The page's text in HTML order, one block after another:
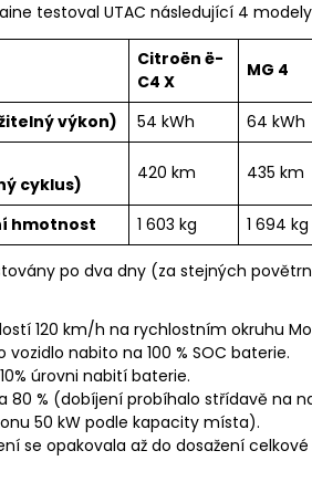
testoval UTAC následující 4
Citroën ë-
C4 X
MG 4
výkon) 54 kWh
64 kWh
cyklus)
420 km 435 km
hmotnost 1 603 kg 1 694 kg
po dva dny (za stejných
120 km/h na rychlostním okruhu
nabito na 100 % SOC baterie.
úrovni nabití baterie.
80 % (dobíjení probíhalo střídavě na
50 kW podle kapacity místa).
se opakovala až do dosažení